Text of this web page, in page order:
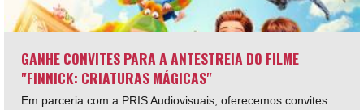
GANHE CONVITES PARA A ANTESTREIA DO FILME
"FINNICK: CRIATURAS MÁGICAS"
Em parceria com a PRIS Audiovisuais, oferecemos convites